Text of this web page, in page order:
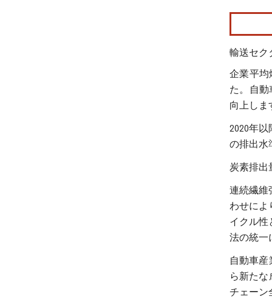
画像 ©
輸送セク
企業平均
た。自動
向上しま
2020年
の排出水
炭素排出
連続繊維
わせによ
イクル性
法の統一
自動車
ら新た
チェーン